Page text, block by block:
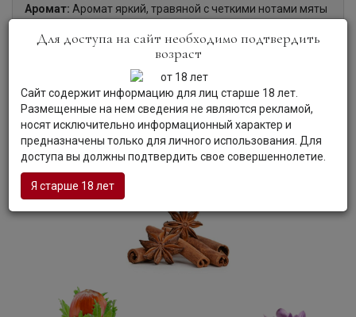
Аромат: Аромат яркий, травяной с четкими нотами мяты
Вкус:Вкус округлый, маслянистый, раскрывается нотами
шафрана, лесных орехов и ментола. Продолжительное,
интригующее послевкусие.
Гастрономия:Прекрасно подходит в качестве
дижестива. Может употребляться в чистом виде или в
составе коктейлей. Используется для приготовления
знаменитого торта Капрезе.
Для доступа на сайт необходимо подтвердить
возраст
Сайт содержит информацию для лиц старше 18 лет.
Размещенные на нем сведения не являются рекламой,
носят исключительно информационный характер и
предназначены только для личного использования. Для
доступа вы должны подтвердить свое совершеннолетие.
Я старше 18 лет